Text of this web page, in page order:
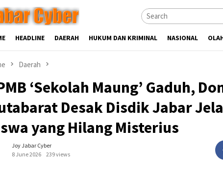
HEADLINE DAERAH HUKUM DAN KRIMINAL NASIONAL
Daerah
‘Sekolah Maung’ Gaduh,
Desak Disdik Jabar
yang Hilang Misterius
Joy Jabar Cyber
8 June 2026
239 views